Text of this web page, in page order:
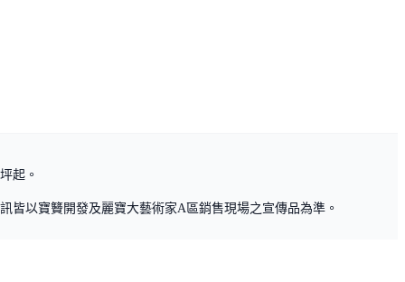
起。
皆以寶籫開發及麗寶大藝術家A區銷售現場之宣傳品為準。